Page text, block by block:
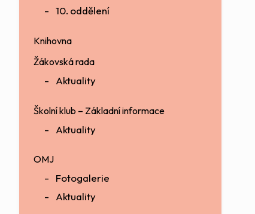
10. oddělení
Knihovna
Žákovská rada
Aktuality
Školní klub – Základní informace
Aktuality
OMJ
Fotogalerie
Aktuality